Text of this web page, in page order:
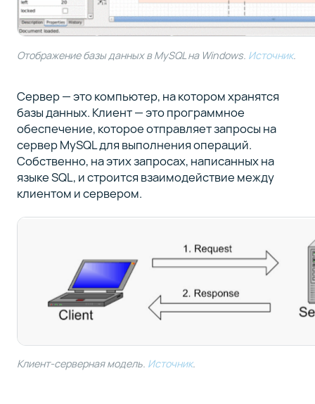
Отображение базы данных в MySQL на Windows. Источник.
Сервер — это компьютер, на котором хранятся
базы данных. Клиент — это программное
обеспечение, которое отправляет запросы на
сервер MySQL для выполнения операций.
Собственно, на этих запросах, написанных на
языке SQL, и строится взаимодействие между
клиентом и сервером.
Клиент-серверная модель. Источник.